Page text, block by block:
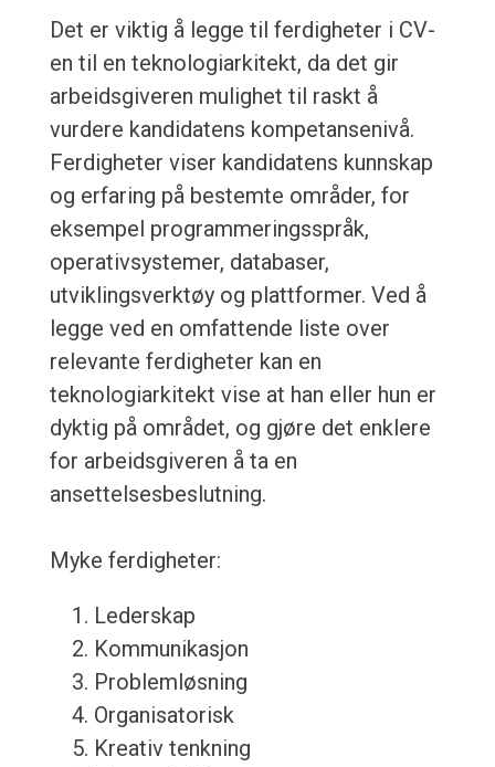
Det er viktig å legge til ferdigheter i CV-
en til en teknologiarkitekt, da det gir
arbeidsgiveren mulighet til raskt å
vurdere kandidatens kompetansenivå.
Ferdigheter viser kandidatens kunnskap
og erfaring på bestemte områder, for
eksempel programmeringsspråk,
operativsystemer, databaser,
utviklingsverktøy og plattformer. Ved å
legge ved en omfattende liste over
relevante ferdigheter kan en
teknologiarkitekt vise at han eller hun er
dyktig på området, og gjøre det enklere
for arbeidsgiveren å ta en
ansettelsesbeslutning.
Myke ferdigheter:
Lederskap
Kommunikasjon
Problemløsning
Organisatorisk
Kreativ tenkning